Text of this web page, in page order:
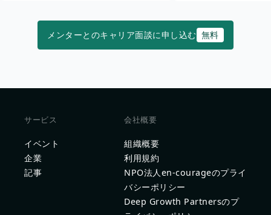
メンターとのキャリア面談に申し込む 無料
サービス
イベント
企業
記事
会社概要
組織概要
利用規約
NPO法人en-courageのプライ
バシーポリシー
Deep Growth Partnersのプ